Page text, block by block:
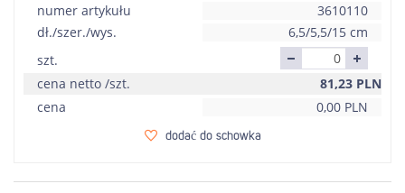
numer artykułu
3610110
dł./szer./wys.
6,5/5,5/15 cm
szt.
cena netto /szt.
81,23 PLN
cena
0,00 PLN
dodać do schowka